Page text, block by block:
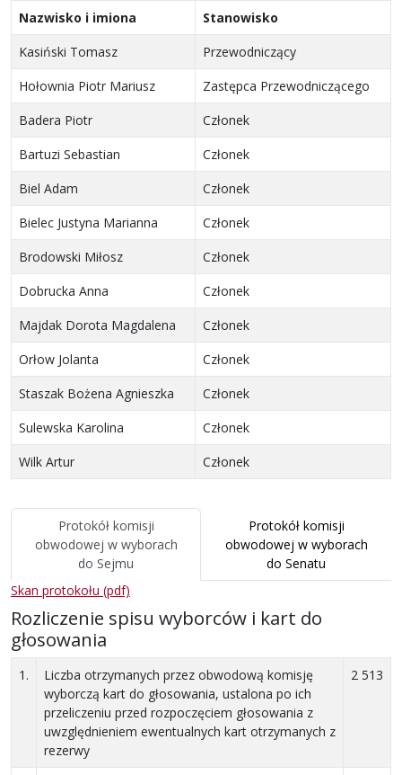
Nazwisko i imiona
Stanowisko
Kasiński Tomasz
Przewodniczący
Hołownia Piotr Mariusz
Zastępca Przewodniczącego
Badera Piotr
Członek
Bartuzi Sebastian
Członek
Biel Adam
Członek
Bielec Justyna Marianna
Członek
Brodowski Miłosz
Członek
Dobrucka Anna
Członek
Majdak Dorota Magdalena
Członek
Orłow Jolanta
Członek
Staszak Bożena Agnieszka
Członek
Sulewska Karolina
Członek
Wilk Artur
Członek
Protokół komisji
obwodowej w wyborach
do Sejmu
Protokół komisji
obwodowej w wyborach
do Senatu
Skan protokołu (pdf)
Rozliczenie spisu wyborców i kart do
głosowania
1.
Liczba otrzymanych przez obwodową komisję
wyborczą kart do głosowania, ustalona po ich
przeliczeniu przed rozpoczęciem głosowania z
uwzględnieniem ewentualnych kart otrzymanych z
rezerwy
2 513